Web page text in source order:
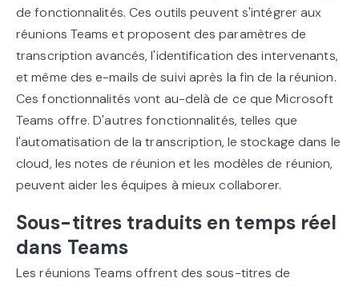
de fonctionnalités. Ces outils peuvent s'intégrer aux
réunions Teams et proposent des paramètres de
transcription avancés, l'identification des intervenants,
et même des e-mails de suivi après la fin de la réunion.
Ces fonctionnalités vont au-delà de ce que Microsoft
Teams offre. D'autres fonctionnalités, telles que
l'automatisation de la transcription, le stockage dans le
cloud, les notes de réunion et les modèles de réunion,
peuvent aider les équipes à mieux collaborer.
Sous-titres traduits en temps réel
dans Teams
Les réunions Teams offrent des sous-titres de